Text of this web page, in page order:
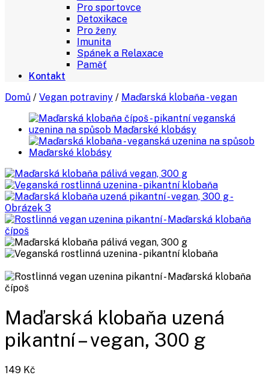
Pro sportovce
Detoxikace
Pro ženy
Imunita
Spánek a Relaxace
Paměť
Kontakt
Domů / Vegan potraviny / Maďarská klobaňa - vegan
Maďarská klobaňa uzená
pikantní – vegan, 300 g
149 Kč